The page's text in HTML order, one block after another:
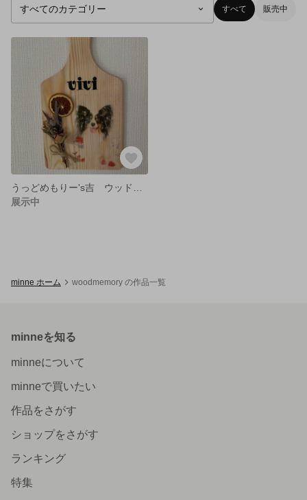
すべて 販売中
展示中
minne ホーム woodmemory の作品一覧
minneを知る
minneについて
minneで買いたい
作品をさがす
ショップをさがす
ランキング
特集